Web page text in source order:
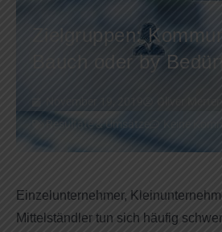
Zielgruppen:
Bauch oder by
Resultate & Umsätze
Einzelunternehmer,
Mittelständler tun sich häufig